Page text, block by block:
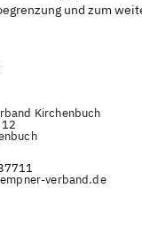
und zum
Kirchenbuch